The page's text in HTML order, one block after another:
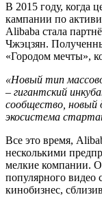
В 2015 году, когда
кампании по
Alibaba стала
Чжэцзян.
«Городом мечты»,
«Новый тип
– гигантский
сообщество, новый
экосистема
Все это время,
несколькими
мелкие компании.
популярного видео
кинобизнес,